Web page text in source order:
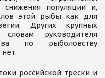
популяции и,
этой рыбы как для
Других крупных
руководителя
по рыболовству
российской трески и